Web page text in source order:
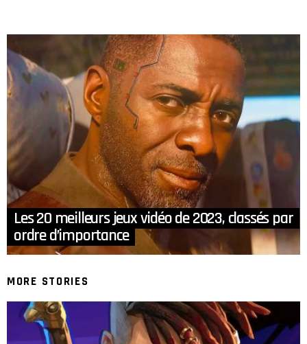
Les 20 meilleurs jeux vidéo de 2023, classés par
ordre d’importance
MORE STORIES